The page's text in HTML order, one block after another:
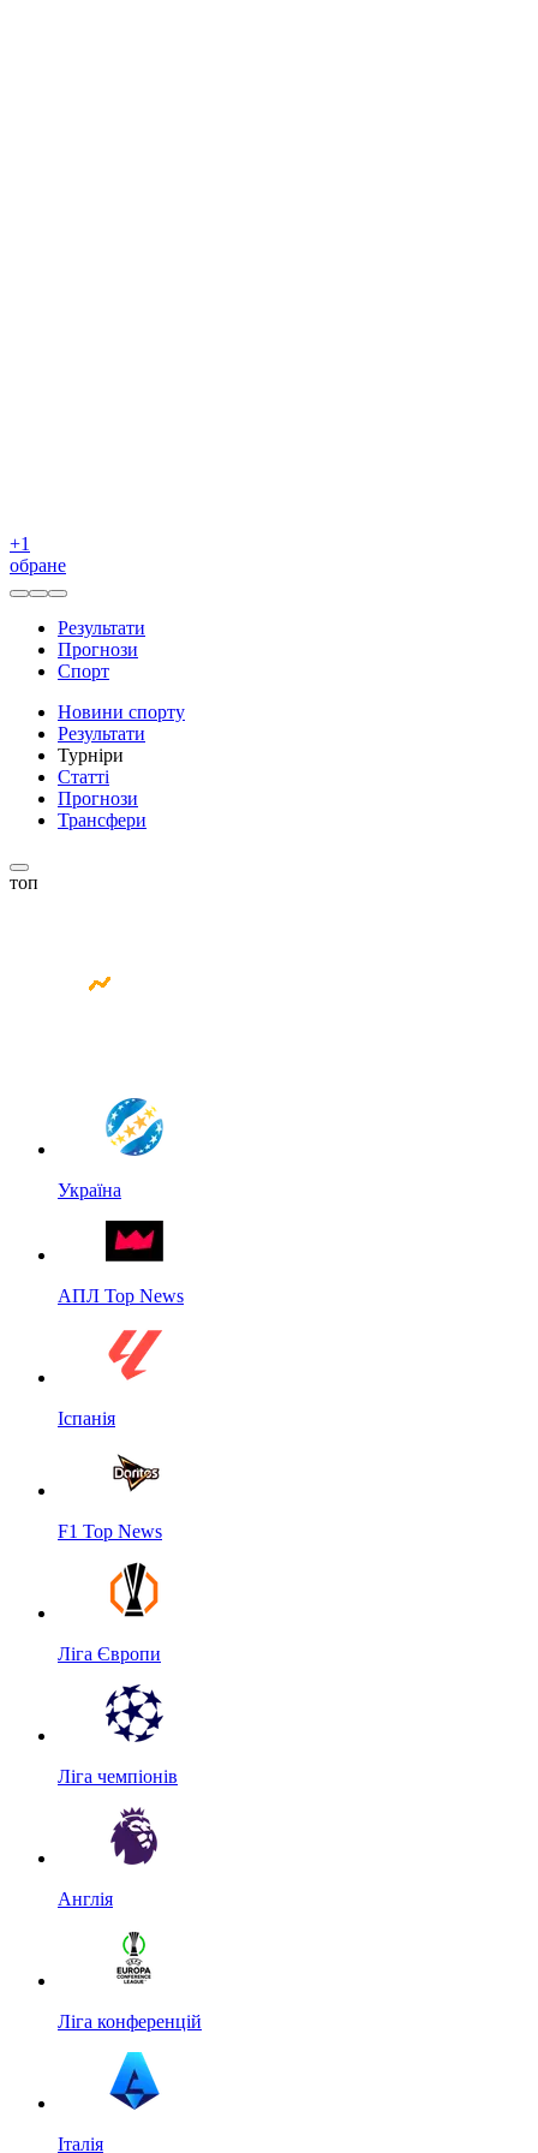
+1
обране
Результати
Прогнози
Спорт
Новини спорту
Результати
Турніри
Статті
Прогнози
Трансфери
топ
Україна
АПЛ Top News
Іспанія
F1 Top News
Ліга Європи
Ліга чемпіонів
Англія
Ліга конференцій
Італія